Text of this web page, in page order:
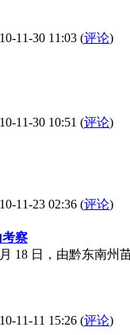
11-30 11:03 (评论)
11-30 10:51 (评论)
11-23 02:36 (评论)
察
18 日，由黔东南
11-11 15:26 (评论)